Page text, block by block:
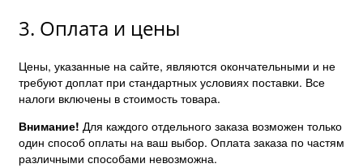
3. Оплата и цены
Цены, указанные на сайте, являются окончательными и не
требуют доплат при стандартных условиях поставки. Все
налоги включены в стоимость товара.
Внимание! Для каждого отдельного заказа возможен только
один способ оплаты на ваш выбор. Оплата заказа по частям
различными способами невозможна.